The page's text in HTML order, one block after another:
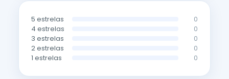
5 estrelas 0
4 estrelas 0
3 estrelas 0
2 estrelas 0
1 estrelas 0